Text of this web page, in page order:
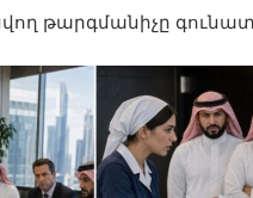
թարգմանիչը